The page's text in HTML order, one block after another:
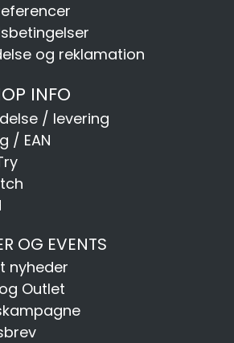
og reklamation
INFO
/ levering
/ EAN
OG EVENTS
nyheder
Outlet